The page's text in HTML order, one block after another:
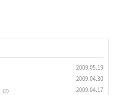
2009.05.19
2009.04.30
(2) 2009.04.17